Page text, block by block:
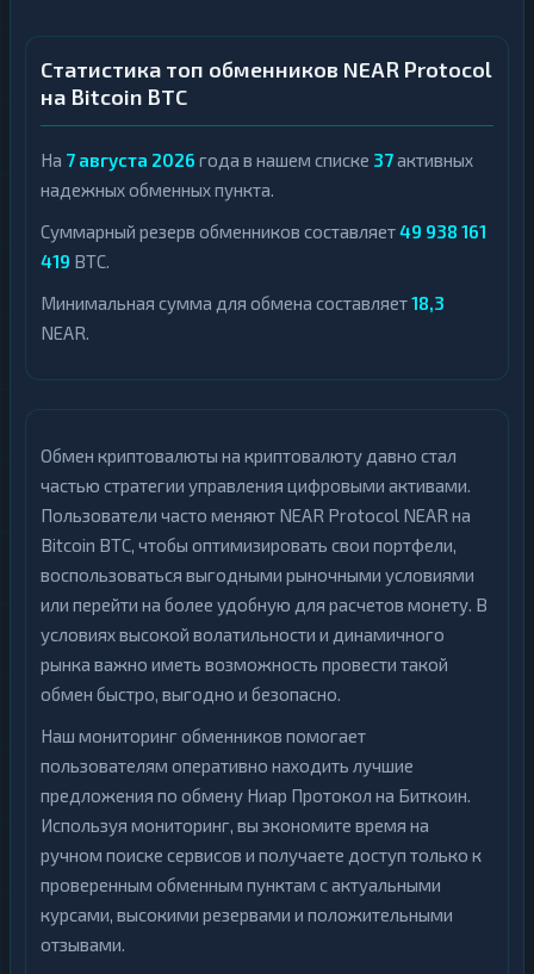
Статистика топ обменников NEAR Protocol
на Bitcoin BTC
На 7 августа 2026 года в нашем списке 37активных
надежных обменных пункта.
Суммарный резерв обменников составляет49 938 161
419 BTC.
Минимальная сумма для обмена составляет18,3
NEAR.
Обмен криптовалюты на криптовалюту давно стал
частью стратегии управления цифровыми активами.
Пользователи часто меняют NEAR Protocol NEAR на
Bitcoin BTC, чтобы оптимизировать свои портфели,
воспользоваться выгодными рыночными условиями
или перейти на более удобную для расчетов монету. В
условиях высокой волатильности и динамичного
рынка важно иметь возможность провести такой
обмен быстро, выгодно и безопасно.
Наш мониторинг обменников помогает
пользователям оперативно находить лучшие
предложения по обмену Ниар Протокол на Биткоин.
Используя мониторинг, вы экономите время на
ручном поиске сервисов и получаете доступ только к
проверенным обменным пунктам с актуальными
курсами, высокими резервами и положительными
отзывами.